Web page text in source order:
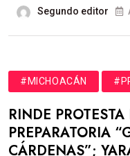
Segundo editor
#MICHOACÁN
RINDE
PREPARATORIA
CÁRDENAS”;